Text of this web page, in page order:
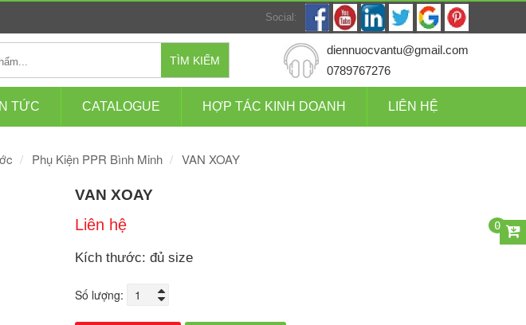
Social:
TÌM KIẾM
diennuocvantu@gmail.com
0789767276
0
TỨC CATALOGUE HỢP TÁC KINH DOANH LIÊN HỆ
Phụ Kiện PPR Bình Minh VAN XOAY
VAN XOAY
Liên hệ
Kích thước: đủ size
Số lượng: